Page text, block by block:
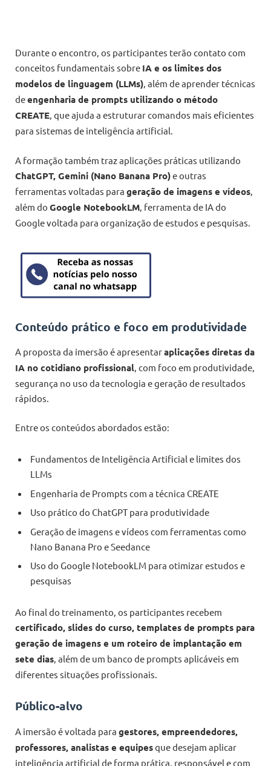
Durante o encontro, os participantes terão contato com
conceitos fundamentais sobre IA e os limites dos
modelos de linguagem (LLMs), além de aprender técnicas
deengenharia de prompts utilizando o método
CREATE, que ajuda a estruturar comandos mais eficientes
para sistemas de inteligência artificial.
A formação também traz aplicações práticas utilizando
ChatGPT, Gemini (Nano Banana Pro)e outras
ferramentas voltadas para geração de imagens e vídeos
além do Google NotebookLM , ferramenta de IA do
Google voltada para organização de estudos e pesquisas.
Conteúdo prático e foco em produtividade
A proposta da imersão é apresentaraplicações diretas da
IA no cotidiano profissional, com foco em produtividade,
segurança no uso da tecnologia e geração de resultados
rápidos.
Entre os conteúdos abordados estão:
Fundamentos de Inteligência Artificial e limites dos
LLMs
Engenharia de Prompts com a técnica CREATE
Uso prático do ChatGPT para produtividade
Geração de imagens e vídeos com ferramentas como
Nano Banana Pro e Seedance
Uso do Google NotebookLM para otimizar estudos e
pesquisas
Ao final do treinamento, os participantes recebem
certificado, slides do curso, templates de prompts para
geração de imagens e um roteiro de implantação em
sete dias, além de um banco de prompts aplicáveis em
diferentes situações profissionais.
Público-alvo
A imersão é voltada para gestores, empreendedores,
professores, analistas e equipesque desejam aplicar
inteligência artificial de forma prática, responsável e com